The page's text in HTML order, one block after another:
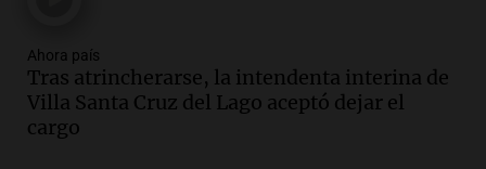
Episodios
Audio.Clases de tango y milonga en la
Confitería El Oriental: una propuesta
cultural imperdible
Ahora país
Tras atrincherarse, la intendenta interina de
Villa Santa Cruz del Lago aceptó dejar el
cargo